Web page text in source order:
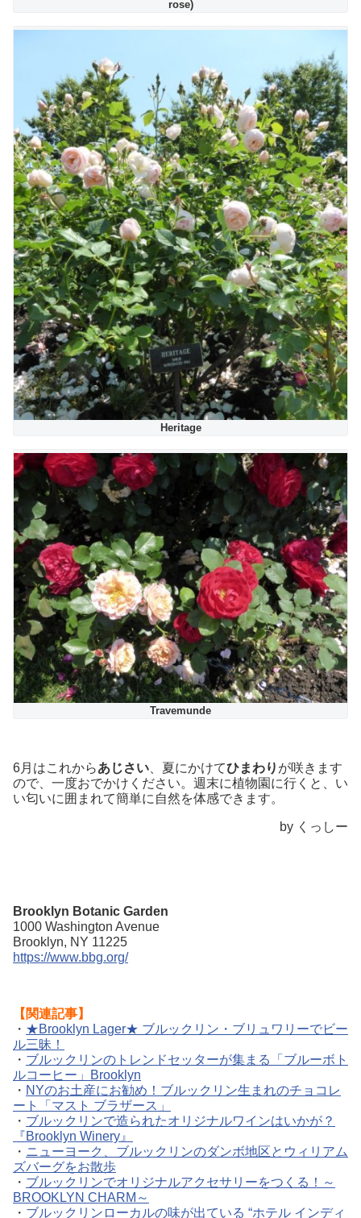
rose)
Heritage
Travemunde
6月はこれからあじさい 、夏にかけてひまわり が咲きます
ので、一度おでかけください。週末に植物園に行くと、い
い匂いに囲まれて簡単に自然を体感できます。
by くっしー
Brooklyn Botanic Garden
1000 Washington Avenue
Brooklyn, NY 11225
https://www.bbg.org/
【関連記事】
・ ★Brooklyn Lager★ ブルックリン・ブリュワリーでビー
ル三昧！
・ ブルックリンのトレンドセッターが集まる「ブルーボト
ルコーヒー」Brooklyn
・ NYのお土産にお勧め！ブルックリン生まれのチョコレ
ート「マスト ブラザース」
・ ブルックリンで造られたオリジナルワインはいかが？
『Brooklyn Winery』
・ ニューヨーク、ブルックリンのダンボ地区とウィリアム
ズバーグをお散歩
・ ブルックリンでオリジナルアクセサリーをつくる！～
BROOKLYN CHARM～
・ ブルックリンローカルの味が出ている “ホテル インディ